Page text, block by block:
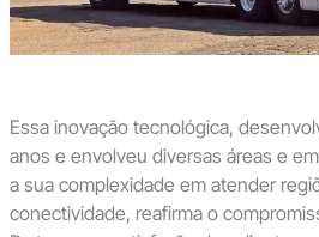
Essa inovação tecnológica,
anos e envolveu diversas áreas e
a sua complexidade em atender
conectividade, reafirma o